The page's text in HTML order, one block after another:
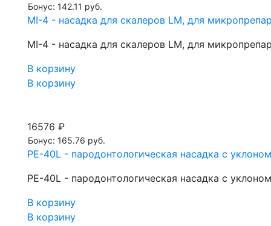
Бонус: 142.11 руб.
MI-4 - насадка для скалеров LM, для
MI-4 - насадка для скалеров LM, для
В корзину
В корзину
16576 ₽
Бонус: 165.76 руб.
PE-40L - пародонтологическая насадка с
PE-40L - пародонтологическая насадка с
В корзину
В корзину